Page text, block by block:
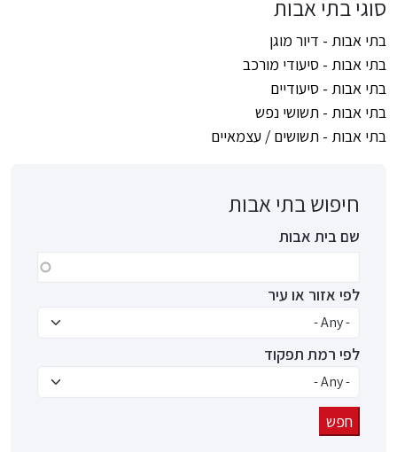
סוגי בתי אבות
בתי אבות - דיור מוגן
בתי אבות - סיעודי מורכב
בתי אבות - סיעודיים
בתי אבות - תשושי נפש
בתי אבות - תשושים / עצמאיים
חיפוש בתי אבות
שם בית אבות
לפי אזור או עיר
לפי רמת תפקוד